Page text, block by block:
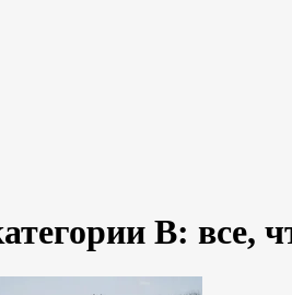
B: все,